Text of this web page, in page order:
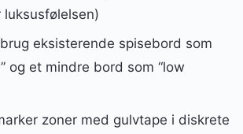
eksisterende spisebord som
og et mindre bord som “low
zoner med gulvtape i diskrete